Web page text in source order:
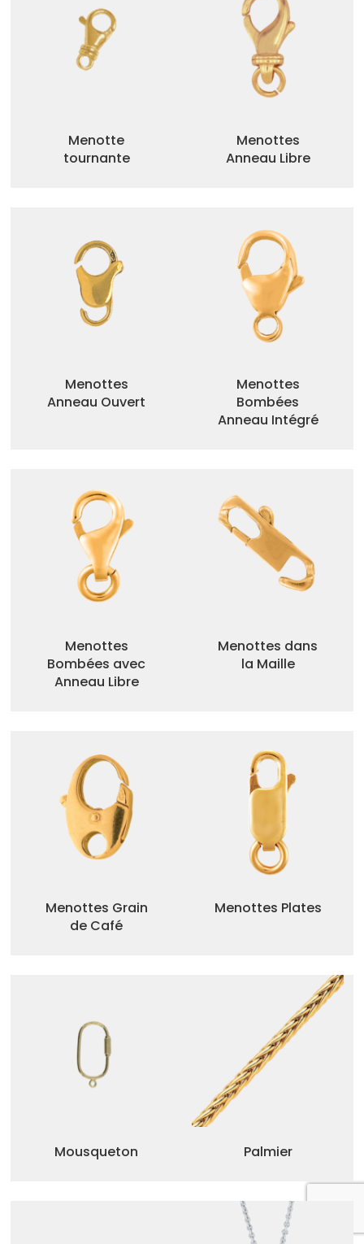
Menotte
tournante
Menottes
Anneau Libre
Menottes
Anneau Ouvert
Menottes
Bombées
Anneau Intégré
Menottes
Bombées avec
Anneau Libre
Menottes dans
la Maille
Menottes Grain
de Café
Menottes Plates
Mousqueton Palmier